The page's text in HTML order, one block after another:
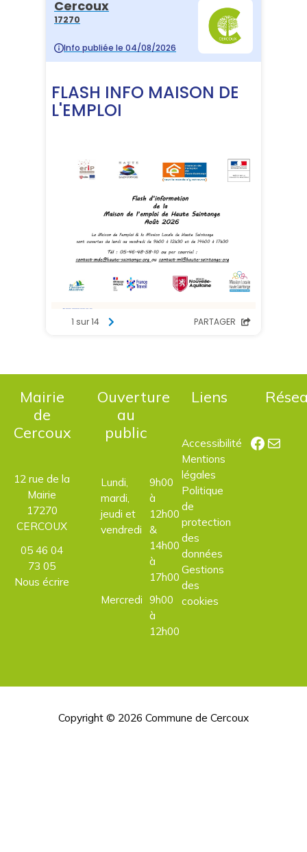
Mairie
de
Cercoux
12 rue de la
Mairie
17270
CERCOUX
05 46 04
73 05
Nous écrire
Ouverture
au
public
Lundi,
mardi,
jeudi et
vendredi
9h00
à
12h00
&
14h00
à
17h00
Mercredi 9h00
à
12h00
Liens
Accessibilité
Mentions
légales
Politique
de
protection
des
données
Gestions
des
cookies
E-mail
Copyright © 2026 Commune de Cercoux